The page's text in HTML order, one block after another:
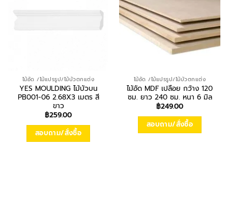
ไม้อัด /ไม้แปรรูป/ไม้บัวตกแต่ง
YES MOULDING ไม้บัวบน
PB001-06 2.68X3 เมตร สี
ขาว
฿259.00
สอบถาม/สั่งซื้อ
ไม้อัด /ไม้แปรรูป/ไม้บัวตกแต่ง
ไม้อัด MDF เปลือย กว้าง 120
ซม. ยาว 240 ซม. หนา 6 มิล
฿249.00
สอบถาม/สั่งซื้อ